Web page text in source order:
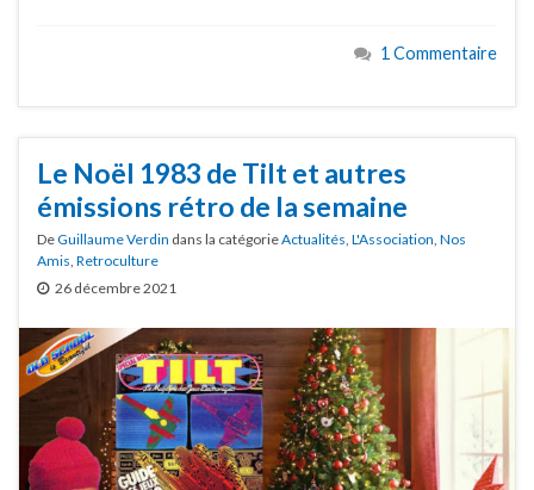
1 Commentaire
Le Noël 1983 de Tilt et autres
émissions rétro de la semaine
DeGuillaume Verdin dans la catégorieActualités, L'Association, Nos
Amis, Retroculture
26 décembre 2021